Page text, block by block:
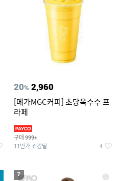
20% 2,960
[메가MGC커피] 초당옥수수 프
라페
구매 999+
11번가 쇼킹딜 4
7